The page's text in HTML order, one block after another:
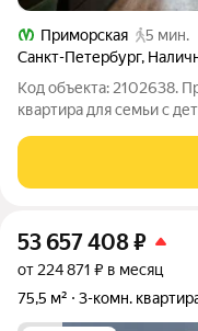
Приморская
5 мин.
Санкт-Петербург,
Код объекта: 2102638.
квартира для семьи с
Морской) Общая площадь 62 м 2 этаж из 9
1972 года (серия ЛГ-600)
53 657 408₽
от 224 871 ₽ в месяц
75,5 м²
3-комн.